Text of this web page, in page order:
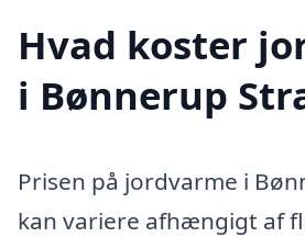
Hvad koster
i Bønnerup
Prisen på jordvarme i
kan variere afhængigt af